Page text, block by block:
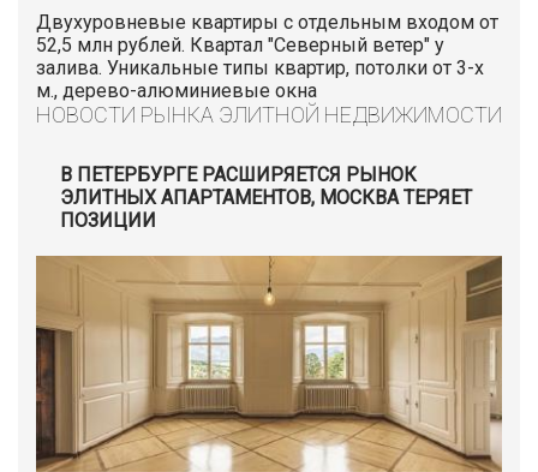
Двухуровневые квартиры с отдельным входом от
52,5 млн рублей. Квартал "Северный ветер" у
залива. Уникальные типы квартир, потолки от 3-х
м., дерево-алюминиевые окна
НОВОСТИ РЫНКА ЭЛИТНОЙ НЕДВИЖИМОСТИ
В ПЕТЕРБУРГЕ РАСШИРЯЕТСЯ РЫНОК
ЭЛИТНЫХ АПАРТАМЕНТОВ, МОСКВА ТЕРЯЕТ
ПОЗИЦИИ